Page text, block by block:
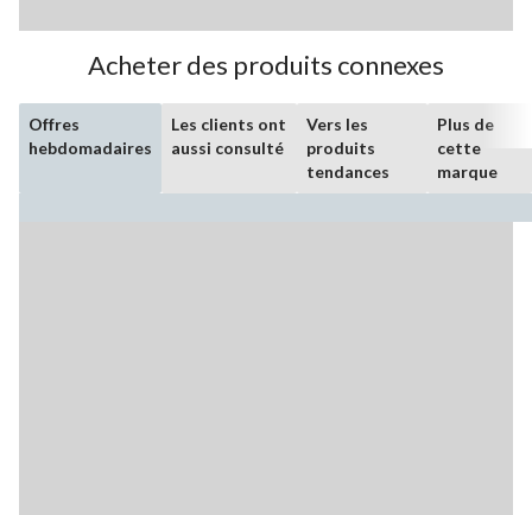
Acheter des produits connexes
Offres
hebdomadaires
Les clients ont
aussi consulté
Vers les
produits
tendances
Plus de
cette
marque